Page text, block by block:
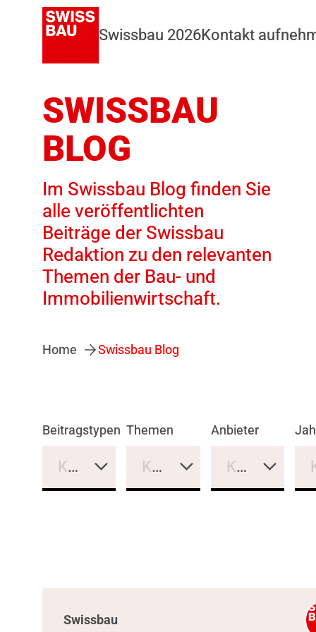
Swissbau 2026Kontakt
SWISSBAU
BLOG
Im Swissbau Blog finden Sie
alle veröffentlichten
Beiträge der Swissbau
Redaktion zu den relevanten
Themen der Bau- und
Immobilienwirtschaft.
Home Swissbau Blog
Beitragstypen
Keine Auswahl
Themen
Keine Auswahl
Anbieter
Keine
Swissbau